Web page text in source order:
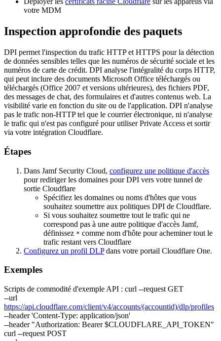
votre MDM
Inspection approfondie des paquets
DPI permet l'inspection du trafic HTTP et HTTPS pour la détection
de données sensibles telles que les numéros de sécurité sociale et les
numéros de carte de crédit. DPI analyse l'intégralité du corps HTTP,
qui peut inclure des documents Microsoft Office téléchargés ou
téléchargés (Office 2007 et versions ultérieures), des fichiers PDF,
des messages de chat, des formulaires et d'autres contenus web. La
visibilité varie en fonction du site ou de l'application. DPI n'analyse
pas le trafic non-HTTP tel que le courrier électronique, ni n'analyse
le trafic qui n'est pas configuré pour utiliser Private Access et sortir
via votre intégration Cloudflare.
Étapes
Dans Jamf Security Cloud, configurez une politique d'accès
pour rediriger les domaines pour DPI vers votre tunnel de
sortie Cloudflare
Spécifiez les domaines ou noms d'hôtes que vous
souhaitez soumettre aux politiques DPI de Cloudflare.
Si vous souhaitez soumettre tout le trafic qui ne
correspond pas à une autre politique d'accès Jamf,
définissez * comme nom d'hôte pour acheminer tout le
trafic restant vers Cloudflare
Configurez un profil DLPdans votre portail Cloudflare One.
Exemples
Scripts de commodité d'exemple API : curl --request GET
--url
https://api.cloudflare.com/client/v4/accounts/(accountid)/dlp/profiles
--header 'Content-Type: application/json'
--header "Authorization: Bearer $CLOUDFLARE_API_TOKEN"
curl --request POST